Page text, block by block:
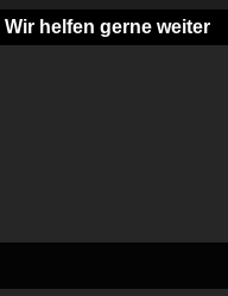
Wir helfen gerne weiter